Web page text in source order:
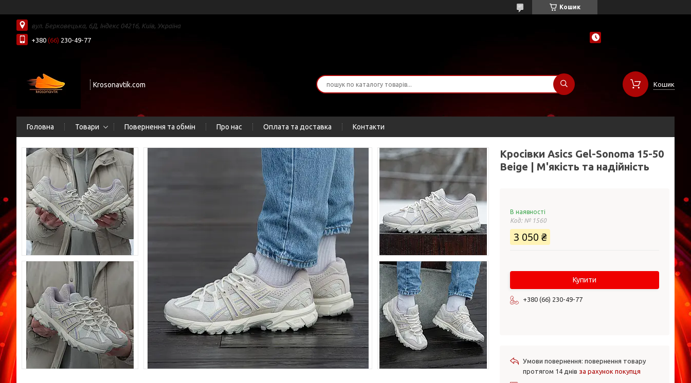
Кошик
вул. Берковецька, 6Д, Індекс 04216, Київ, Україна
+380 (66) 230-49-77
Krosonavtik.com Кошик
Головна Товари Повернення та обмін Про нас Оплата та доставка Контакти
Кросівки Asics Gel-Sonoma 15-50
Beige | М'якість та надійність
В наявності
Код: № 1560
3 050 ₴
Купити
+380 (66) 230-49-77
повернення товару
протягом 14 днів за рахунок покупця